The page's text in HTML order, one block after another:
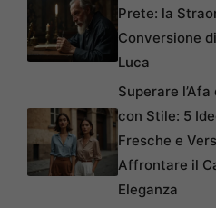
Prete: la
Conversione
Luca
Superare
con Stile: 5
Fresche e
Affrontare il
Eleganza